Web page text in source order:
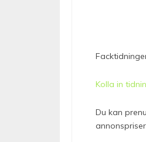
Kolla in
Du kan